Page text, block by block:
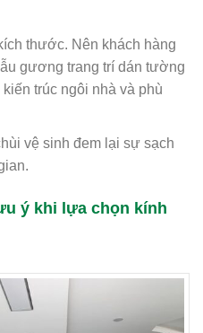
thước. Nên khách hàng
gương trang trí dán tường
trúc ngôi nhà và phù
vệ sinh đem lại sự sạch
ý khi lựa chọn kính